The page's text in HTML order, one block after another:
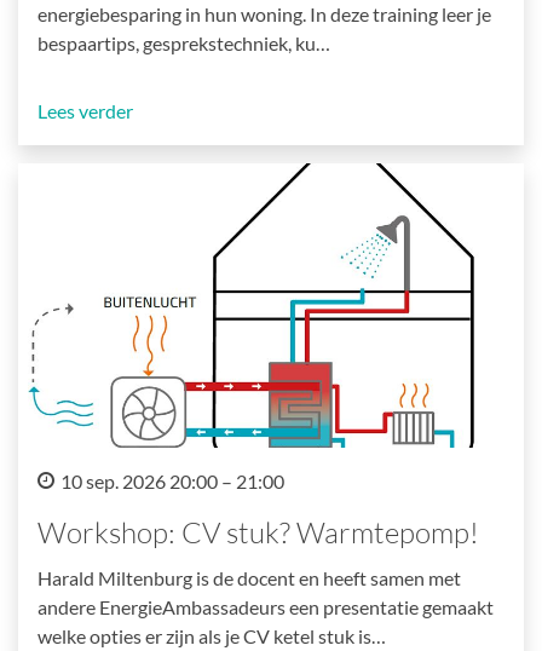
energiebesparing in hun woning. In deze training leer je
bespaartips, gesprekstechniek, ku…
Lees verder
10 sep. 2026 20:00 – 21:00
Workshop: CV stuk? Warmtepomp!
Harald Miltenburg is de docent en heeft samen met
andere EnergieAmbassadeurs een presentatie gemaakt
welke opties er zijn als je CV ketel stuk is…